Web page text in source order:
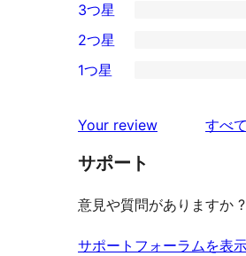
星
レ
ビ
ー
4-
星
レ
ュ
ー
0
3-
星
ビ
ュ
3つ星
2-
レ
ビ
ー
2つ星
星
レ
ュ
ー
1つ星
Your review すべ
サポート
意見や質問がありますか ?
サポートフォーラムを表